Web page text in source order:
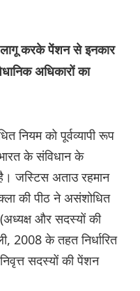
लागू करके पेंशन से इनकार
अधिकारों का
नियम को पूर्वव्यापी रूप
के संविधान के
जस्टिस अताउ रहमान
की पीठ ने असंशोधित
और सदस्यों की
2008 के तहत निर्धारित
सदस्यों की पेंशन